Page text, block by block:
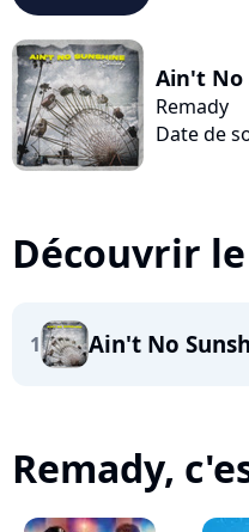
Ain't No
Remady
Date de
Découvrir
1 Ain't No
Remady,